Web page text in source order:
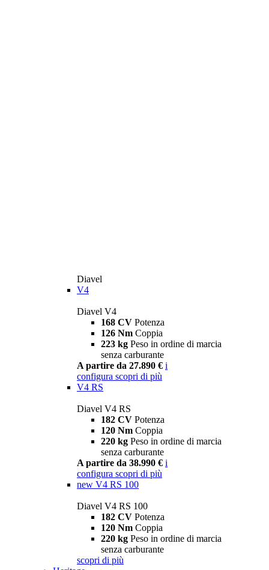
Diavel
V4
Diavel V4
168 CV Potenza
126 Nm Coppia
223 kg Peso in ordine di marcia
senza carburante
A partire da 27.890 € i
configura scopri di più
V4 RS
Diavel V4 RS
182 CV Potenza
120 Nm Coppia
220 kg Peso in ordine di marcia
senza carburante
A partire da 38.990 € i
configura scopri di più
new V4 RS 100
Diavel V4 RS 100
182 CV Potenza
120 Nm Coppia
220 kg Peso in ordine di marcia
senza carburante
scopri di più